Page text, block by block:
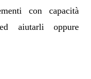
con capacità
aiutarli oppure